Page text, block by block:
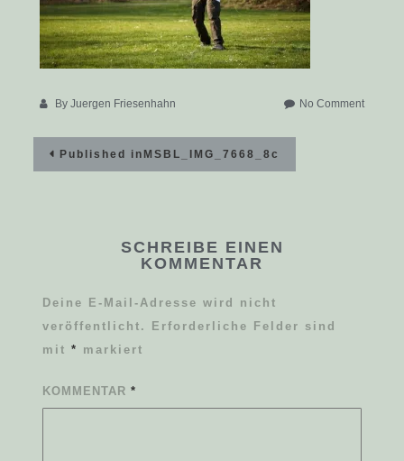
ByJuergen Friesenhahn No Commenton
Beitragsnavigation
Published in MSBL_IMG_7668_8c
SCHREIBE EINEN
KOMMENTAR
Deine E-Mail-Adresse wird nicht
veröffentlicht.
Erforderliche Felder sind
mit* markiert
KOMMENTAR*